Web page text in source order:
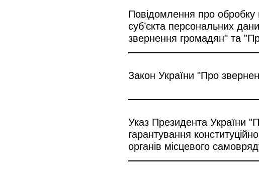
Повідомлення про обробку
суб’єкта персональних
звернення громадян" та
Закон України "Про
Указ Президента України
гарантування
органів місцевого